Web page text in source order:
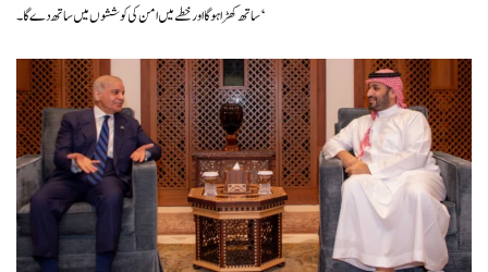
ساتھ کھڑا ہو گا اور خطے میں امن کی کوششوں میں ساتھ دے گا۔‘